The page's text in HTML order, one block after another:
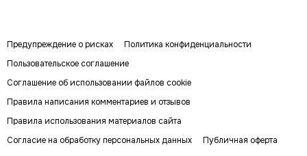
Предупреждение о рисках
Политика конфиденциальности
Пользовательское соглашение
Соглашение об использовании файлов cookie
Правила написания комментариев и отзывов
Правила использования материалов сайта
Согласие на обработку персональных данных
Публичная оферта